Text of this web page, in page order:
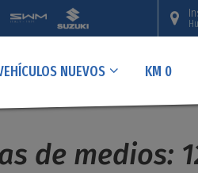
NUEVOS KM 0
de medios: